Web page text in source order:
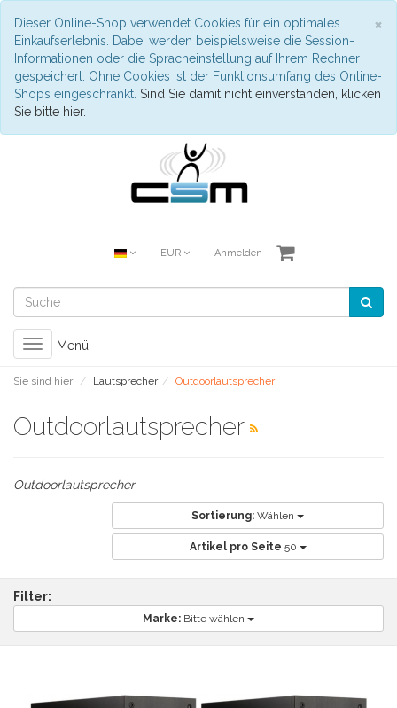
×
Dieser Online-Shop verwendet Cookies für ein optimales
Einkaufserlebnis. Dabei werden beispielsweise die Session-
Informationen oder die Spracheinstellung auf Ihrem Rechner
gespeichert. Ohne Cookies ist der Funktionsumfang des Online-
Shops eingeschränkt. Sind Sie damit nicht einverstanden, klicken
Sie bitte hier.
EUR Anmelden
Toggle
navigation
Menü
Sie sind hier: Lautsprecher Outdoorlautsprecher
Outdoorlautsprecher
Outdoorlautsprecher
Sortierung: Wählen
Artikel pro Seite 50
Filter:
Marke: Bitte wählen